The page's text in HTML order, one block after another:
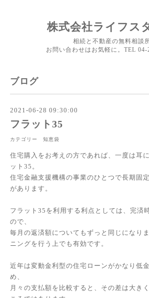
株式会社ライフス
相続と不動産の無料相談
お問い合わせはお気軽に。TEL 04-
ブログ
2021-06-28 09:30:00
フラット35
カテゴリー 知恵袋
住宅購入をお考えの方であれば、一度は耳
ット35。
住宅金融支援機構の事業のひとつで長期固
があります。
フラット35を利用する利点としては、完済
ので、
毎月の返済額についてもずっと同じになり
ニングを行う上でも有効です。
近年は変動金利型の住宅ローンがかなり低
め、
月々の支払額を比較すると、その差は大き